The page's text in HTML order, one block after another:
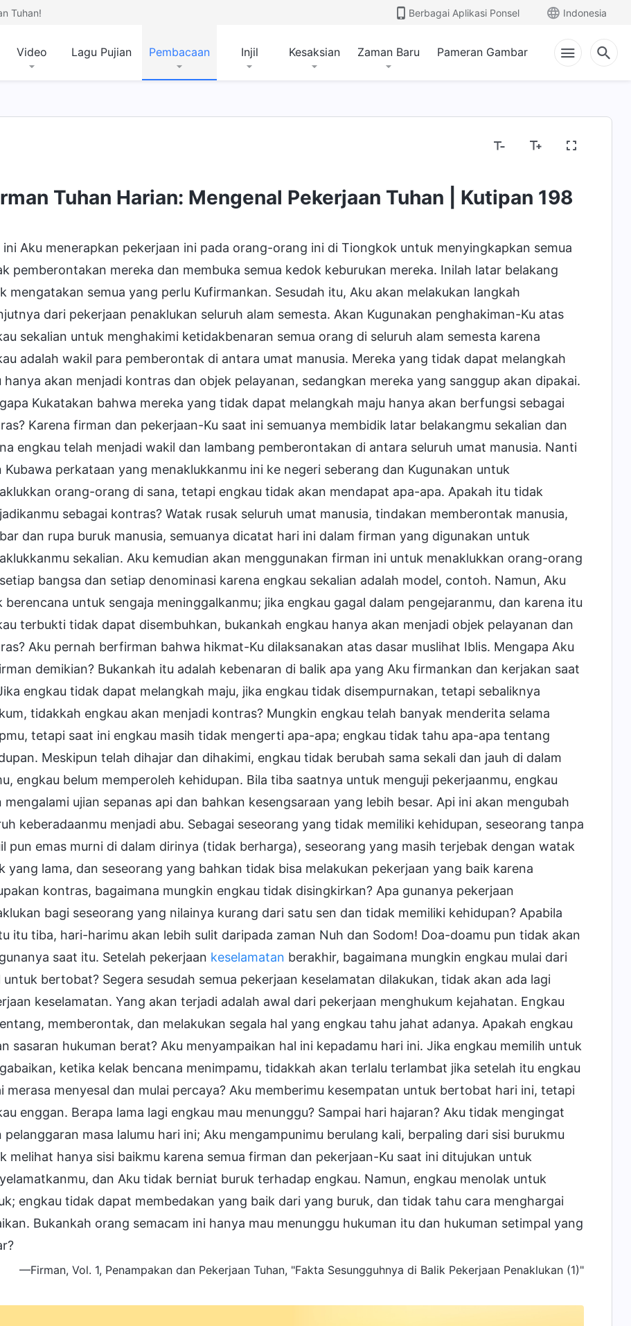
Tuhan! Berbagai Aplikasi Ponsel Indonesia
Video Lagu Pujian Pembacaan Injil Kesaksian Zaman Baru Pameran Gambar
Tuhan dan Apa yang Dimiliki-Nya dan Siapa Dia Misteri Tentang Alkitab Menyingkapkan Gagasan
Tuhan Harian: Mengenal Pekerjaan Tuhan | Kutipan 198
ini Aku menerapkan pekerjaan ini pada orang-orang ini di Tiongkok untuk menyingkapkan semua
pemberontakan mereka dan membuka semua kedok keburukan mereka. Inilah latar belakang
mengatakan semua yang perlu Kufirmankan. Sesudah itu, Aku akan melakukan langkah
dari pekerjaan penaklukan seluruh alam semesta. Akan Kugunakan penghakiman-Ku atas
sekalian untuk menghakimi ketidakbenaran semua orang di seluruh alam semesta karena
adalah wakil para pemberontak di antara umat manusia. Mereka yang tidak dapat melangkah
hanya akan menjadi kontras dan objek pelayanan, sedangkan mereka yang sanggup akan dipakai.
Kukatakan bahwa mereka yang tidak dapat melangkah maju hanya akan berfungsi sebagai
Karena firman dan pekerjaan-Ku saat ini semuanya membidik latar belakangmu sekalian dan
engkau telah menjadi wakil dan lambang pemberontakan di antara seluruh umat manusia. Nanti
Kubawa perkataan yang menaklukkanmu ini ke negeri seberang dan Kugunakan untuk
orang-orang di sana, tetapi engkau tidak akan mendapat apa-apa. Apakah itu tidak
sebagai kontras? Watak rusak seluruh umat manusia, tindakan memberontak manusia,
dan rupa buruk manusia, semuanya dicatat hari ini dalam firman yang digunakan untuk
sekalian. Aku kemudian akan menggunakan firman ini untuk menaklukkan orang-orang
bangsa dan setiap denominasi karena engkau sekalian adalah model, contoh. Namun, Aku
berencana untuk sengaja meninggalkanmu; jika engkau gagal dalam pengejaranmu, dan karena itu
terbukti tidak dapat disembuhkan, bukankah engkau hanya akan menjadi objek pelayanan dan
Aku pernah berfirman bahwa hikmat-Ku dilaksanakan atas dasar muslihat Iblis. Mengapa Aku
demikian? Bukankah itu adalah kebenaran di balik apa yang Aku firmankan dan kerjakan saat
engkau tidak dapat melangkah maju, jika engkau tidak disempurnakan, tetapi sebaliknya
tidakkah engkau akan menjadi kontras? Mungkin engkau telah banyak menderita selama
tetapi saat ini engkau masih tidak mengerti apa-apa; engkau tidak tahu apa-apa tentang
Meskipun telah dihajar dan dihakimi, engkau tidak berubah sama sekali dan jauh di dalam
engkau belum memperoleh kehidupan. Bila tiba saatnya untuk menguji pekerjaanmu, engkau
mengalami ujian sepanas api dan bahkan kesengsaraan yang lebih besar. Api ini akan mengubah
keberadaanmu menjadi abu. Sebagai seseorang yang tidak memiliki kehidupan, seseorang tanpa
pun emas murni di dalam dirinya (tidak berharga), seseorang yang masih terjebak dengan watak
yang lama, dan seseorang yang bahkan tidak bisa melakukan pekerjaan yang baik karena
kontras, bagaimana mungkin engkau tidak disingkirkan? Apa gunanya pekerjaan
bagi seseorang yang nilainya kurang dari satu sen dan tidak memiliki kehidupan? Apabila
itu tiba, hari-harimu akan lebih sulit daripada zaman Nuh dan Sodom! Doa-doamu pun tidak akan
saat itu. Setelah pekerjaan keselamatan berakhir, bagaimana mungkin engkau mulai dari
untuk bertobat? Segera sesudah semua pekerjaan keselamatan dilakukan, tidak akan ada lagi
keselamatan. Yang akan terjadi adalah awal dari pekerjaan menghukum kejahatan. Engkau
memberontak, dan melakukan segala hal yang engkau tahu jahat adanya. Apakah engkau
sasaran hukuman berat? Aku menyampaikan hal ini kepadamu hari ini. Jika engkau memilih untuk
ketika kelak bencana menimpamu, tidakkah akan terlalu terlambat jika setelah itu engkau
merasa menyesal dan mulai percaya? Aku memberimu kesempatan untuk bertobat hari ini, tetapi
enggan. Berapa lama lagi engkau mau menunggu? Sampai hari hajaran? Aku tidak mengingat
pelanggaran masa lalumu hari ini; Aku mengampunimu berulang kali, berpaling dari sisi burukmu
melihat hanya sisi baikmu karena semua firman dan pekerjaan-Ku saat ini ditujukan untuk
dan Aku tidak berniat buruk terhadap engkau. Namun, engkau menolak untuk
engkau tidak dapat membedakan yang baik dari yang buruk, dan tidak tahu cara menghargai
Bukankah orang semacam ini hanya mau menunggu hukuman itu dan hukuman setimpal yang
—Firman, Vol. 1, Penampakan dan Pekerjaan Tuhan, "Fakta Sesungguhnya di Balik Pekerjaan Penaklukan (1)"